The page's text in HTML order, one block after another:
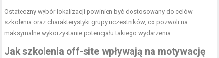
Ostateczny wybór lokalizacji powinien być dostosowany do celów
szkolenia oraz charakterystyki grupy uczestników, co pozwoli na
maksymalne wykorzystanie potencjału takiego wydarzenia.
Jak szkolenia off-site wpływają na motywację